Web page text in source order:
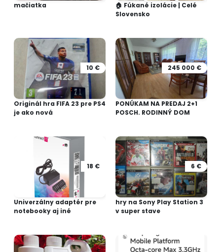
mačiatka
🏠 Fúkané izolácie | Celé
Slovensko
10 €
Originál hra FIFA 23 pre PS4
je ako nová
245 000 €
PONÚKAM NA PREDAJ 2+1
POSCH. RODINNÝ DOM
18 €
Univerzálny adaptér pre
notebooky aj iné
6 €
hry na Sony Play Station 3
v super stave